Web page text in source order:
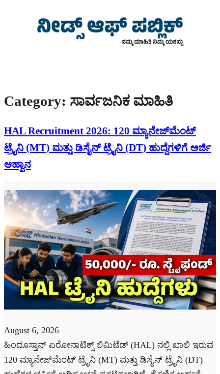
Category: ಸಾರ್ವಜನಿಕ ಮಾಹಿತಿ
HAL Recruitment 2026: 120 ಮ್ಯಾನೇಜ್‌ಮೆಂಟ್
ಟ್ರೈನಿ (MT) ಮತ್ತು ಡಿಸೈನ್ ಟ್ರೈನಿ (DT) ಹುದ್ದೆಗಳಿಗೆ ಅರ್ಜಿ
ಆಹ್ವಾನ
August 6, 2026
ಹಿಂದೂಸ್ತಾನ್ ಏರೋನಾಟಿಕ್ಸ್ ಲಿಮಿಟೆಡ್ (HAL) ನಲ್ಲಿ ಖಾಲಿ ಇರುವ
120 ಮ್ಯಾನೇಜ್‌ಮೆಂಟ್ ಟ್ರೈನಿ (MT) ಮತ್ತು ಡಿಸೈನ್ ಟ್ರೈನಿ (DT)